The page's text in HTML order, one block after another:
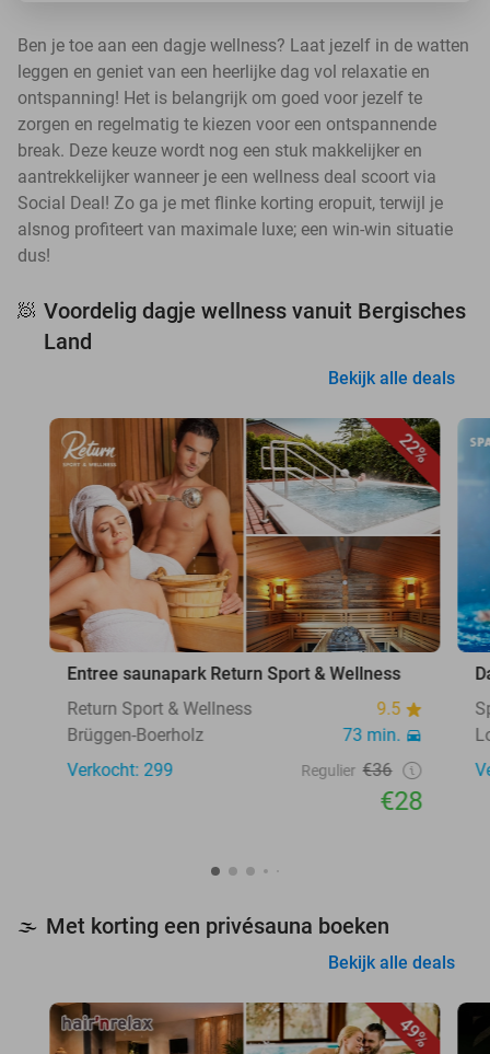
Ben je toe aan een dagje wellness? Laat jezelf in de watten
leggen en geniet van een heerlijke dag vol relaxatie en
ontspanning! Het is belangrijk om goed voor jezelf te
zorgen en regelmatig te kiezen voor een ontspannende
break. Deze keuze wordt nog een stuk makkelijker en
aantrekkelijker wanneer je een wellness deal scoort via
Social Deal! Zo ga je met flinke korting eropuit, terwijl je
alsnog profiteert van maximale luxe; een win-win situatie
dus!
🧖 Voordelig dagje wellness vanuit Bergisches
Land
Bekijk alle deals
22%
Entree saunapark Return Sport & Wellness
Return Sport & Wellness
9.5
Brüggen-Boerholz
73 min.
Verkocht: 299
Regulier €36
€28
🌫️ Met korting een privésauna boeken
Bekijk alle deals
49%